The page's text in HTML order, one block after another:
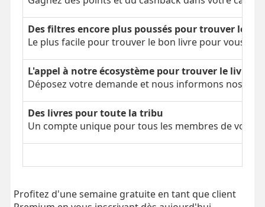
Des filtres encore plus poussés pour trouver le
Le plus facile pour trouver le bon livre pour vous
L'appel à notre écosystème pour trouver le livre
Déposez votre demande et nous informons nos
Des livres pour toute la tribu
Un compte unique pour tous les membres de votre
Profitez d'une semaine gratuite en tant que client